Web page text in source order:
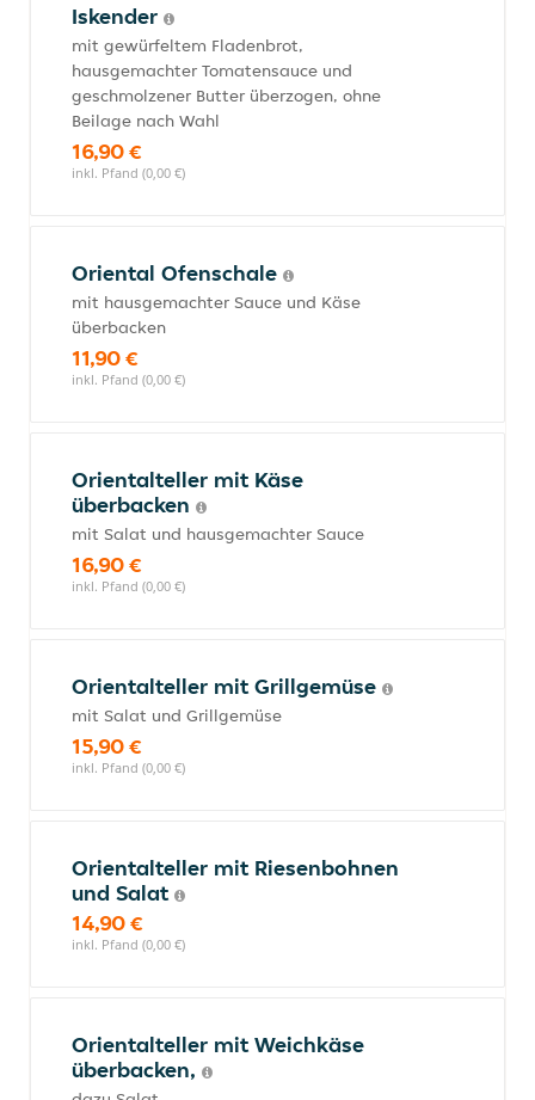
Iskender
mit gewürfeltem Fladenbrot,
hausgemachter Tomatensauce und
geschmolzener Butter überzogen, ohne
Beilage nach Wahl
16,90 €
inkl. Pfand (0,00 €)
Oriental Ofenschale
mit hausgemachter Sauce und Käse
überbacken
11,90 €
inkl. Pfand (0,00 €)
Orientalteller mit Käse
überbacken
mit Salat und hausgemachter Sauce
16,90 €
inkl. Pfand (0,00 €)
Orientalteller mit Grillgemüse
mit Salat und Grillgemüse
15,90 €
inkl. Pfand (0,00 €)
Orientalteller mit Riesenbohnen
und Salat
14,90 €
inkl. Pfand (0,00 €)
Orientalteller mit Weichkäse
überbacken,